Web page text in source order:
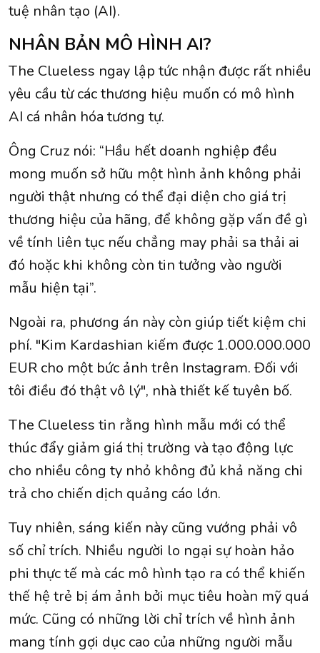
tuệ nhân tạo (AI).
NHÂN BẢN MÔ HÌNH AI?
The Clueless ngay lập tức nhận được rất nhiều
yêu cầu từ các thương hiệu muốn có mô hình
AI cá nhân hóa tương tự.
Ông Cruz nói: “Hầu hết doanh nghiệp đều
mong muốn sở hữu một hình ảnh không phải
người thật nhưng có thể đại diện cho giá trị
thương hiệu của hãng, để không gặp vấn đề gì
về tính liên tục nếu chẳng may phải sa thải ai
đó hoặc khi không còn tin tưởng vào người
mẫu hiện tại”.
Ngoài ra, phương án này còn giúp tiết kiệm chi
phí. "Kim Kardashian kiếm được 1.000.000.000
EUR cho một bức ảnh trên Instagram. Đối với
tôi điều đó thật vô lý", nhà thiết kế tuyên bố.
The Clueless tin rằng hình mẫu mới có thể
thúc đẩy giảm giá thị trường và tạo động lực
cho nhiều công ty nhỏ không đủ khả năng chi
trả cho chiến dịch quảng cáo lớn.
Tuy nhiên, sáng kiến ​​này cũng vướng phải vô
số chỉ trích. Nhiều người lo ngại sự hoàn hảo
phi thực tế mà các mô hình tạo ra có thể khiến
thế hệ trẻ bị ám ảnh bởi mục tiêu hoàn mỹ quá
mức. Cũng có những lời chỉ trích về hình ảnh
mang tính gợi dục cao của những người mẫu